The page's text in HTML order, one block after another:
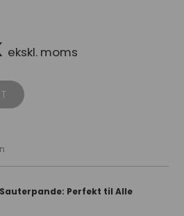
ekskl. moms
Perfekt til Alle